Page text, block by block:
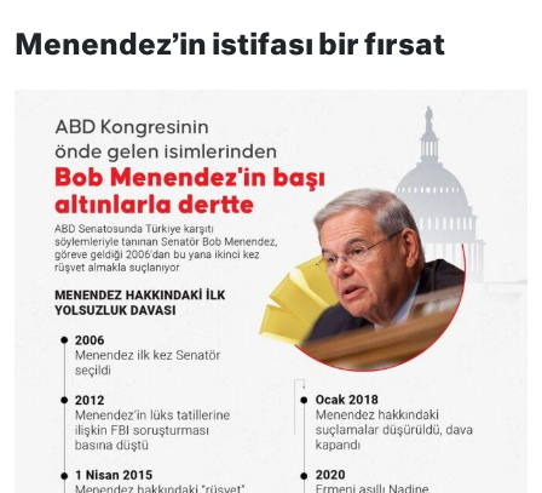
Menendez’in istifası bir fırsat